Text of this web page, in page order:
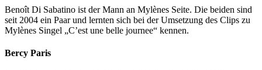
Benoît Di Sabatino ist der Mann an Mylènes Seite. Die beiden sind
seit 2004 ein Paar und lernten sich bei der Umsetzung des Clips zu
Mylènes Singel „C’est une belle journee“ kennen.
Bercy Paris